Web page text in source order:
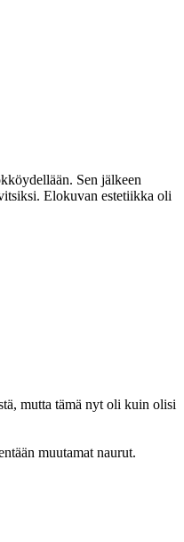
Sen jälkeen
Elokuvan estetiikka oli
mutta tämä nyt oli kuin olisi
muutamat naurut.